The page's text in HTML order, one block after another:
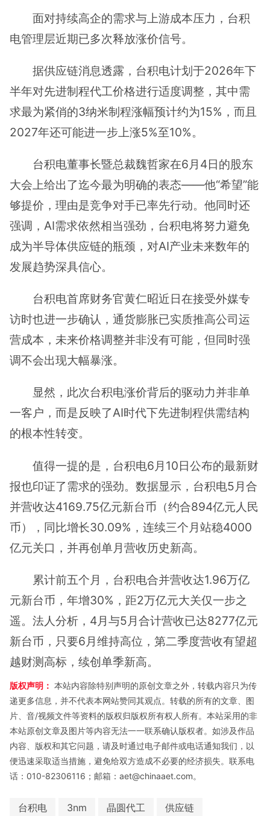
面对持续高企的需求与上游成本压力，台积
电管理层近期已多次释放涨价信号。
据供应链消息透露，台积电计划于2026年下
半年对先进制程代工价格进行适度调整，其中需
求最为紧俏的3纳米制程涨幅预计约为15%，而且
2027年还可能进一步上涨5%至10%。
台积电董事长暨总裁魏哲家在6月4日的股东
大会上给出了迄今最为明确的表态——他“希望”能
够提价，理由是竞争对手已率先行动。他同时还
强调，AI需求依然相当强劲，台积电将努力避免
成为半导体供应链的瓶颈，对AI产业未来数年的
发展趋势深具信心。
台积电首席财务官黄仁昭近日在接受外媒专
访时也进一步确认，通货膨胀已实质推高公司运
营成本，未来价格调整并非没有可能，但同时强
调不会出现大幅暴涨。
显然，此次台积电涨价背后的驱动力并非单
一客户，而是反映了AI时代下先进制程供需结构
的根本性转变。
值得一提的是，台积电6月10日公布的最新财
报也印证了需求的强劲。数据显示，台积电5月合
并营收达4169.75亿元新台币（约合894亿元人民
币），同比增长30.09%，连续三个月站稳4000
亿元关口，并再创单月营收历史新高。
累计前五个月，台积电合并营收达1.96万亿
元新台币，年增30%，距2万亿元大关仅一步之
遥。法人分析，4月与5月合计营收已达8277亿元
新台币，只要6月维持高位，第二季度营收有望超
越财测高标，续创单季新高。
版权声明： 本站内容除特别声明的原创文章之外，转载内容只为传
递更多信息，并不代表本网站赞同其观点。转载的所有的文章、图
片、音/视频文件等资料的版权归版权所有权人所有。本站采用的非
本站原创文章及图片等内容无法一一联系确认版权者。如涉及作品
内容、版权和其它问题，请及时通过电子邮件或电话通知我们，以
便迅速采取适当措施，避免给双方造成不必要的经济损失。联系电
话：010-82306116；邮箱：aet@chinaaet.com。
台积电 3nm 晶圆代工 供应链